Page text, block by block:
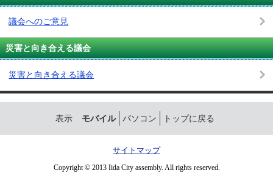
議会へのご意見
災害と向き合える議会
災害と向き合える議会
表示 モバイル パソコン トップに戻る
サイトマップ
Copyright © 2013 Iida City assembly. All rights reserved.